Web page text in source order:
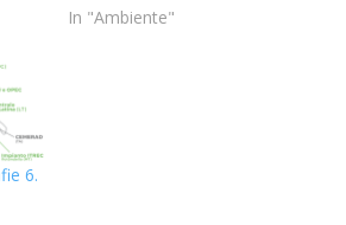
In "Ambiente"
6.